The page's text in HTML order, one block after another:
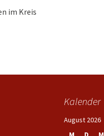
im Kreis
Kalender
August 2026